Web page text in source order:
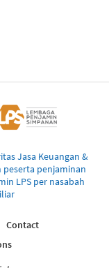
Jasa Keuangan &
peserta penjaminan
LPS per nasabah
Contact